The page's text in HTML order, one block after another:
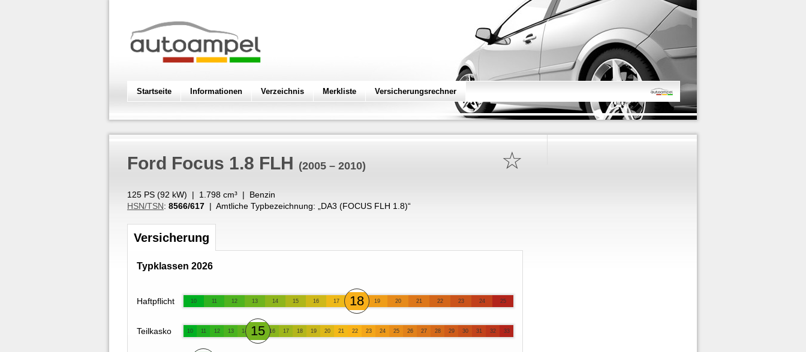
Startseite Informationen Verzeichnis Merkliste Versicherungsrechner
☆
Ford Focus 1.8 FLH (2005 – 2010)
125 PS (92 kW) | 1.798 cm³ | Benzin
HSN/TSN: 8566/617 | Amtliche Typbezeichnung: „ DA3 (FOCUS FLH 1.8)“
Versicherung
Typklassen 2026
Haftpflicht 10 11 12 13 14 15 16 17 18 19 20 21 22 23 24 25
Teilkasko 10 11 12 13 14 15 16 17 18 19 20 21 22 23 24 25 26 27 28 29 30 31 32 33